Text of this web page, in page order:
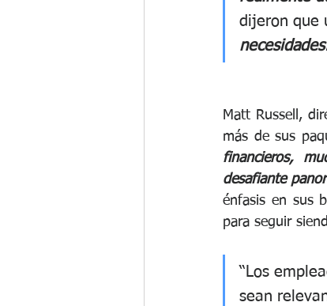
dijeron que
Matt Russell,
más de sus
financieros,
desafiante
énfasis en sus
para seguir
“Los
sean